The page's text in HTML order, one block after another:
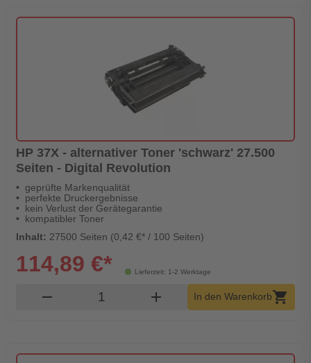
HP 37X - alternativer Toner 'schwarz' 27.500
Seiten - Digital Revolution
geprüfte Markenqualität
perfekte Druckergebnisse
kein Verlust der Gerätegarantie
kompatibler Toner
Inhalt: 27500 Seiten (0,42 €* / 100 Seiten)
Lieferzeit: 1-2 Werktage
114,89 €*
remove Produkt Warenkorb Menge
add In den Warenkorbshopping_cart